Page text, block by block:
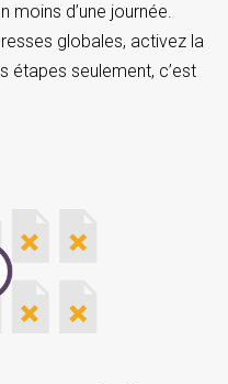
moins d’une journée.
globales, activez la
étapes seulement, c’est